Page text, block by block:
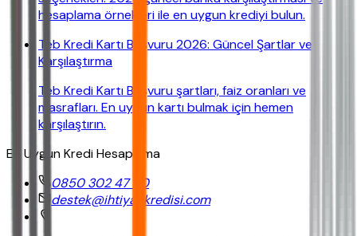
hesaplama örnekleri ile en uygun krediyi bulun.
Teb Kredi Kartı Başvuru 2026: Güncel Şartlar ve
Karşılaştırma
Teb Kredi Kartı Başvuru şartları, faiz oranları ve
masrafları. En uygun kartı bulmak için hemen
karşılaştırın.
En Uygun Kredi Hesaplama
0850 302 47 90
destek@ihtiyackredisi.com